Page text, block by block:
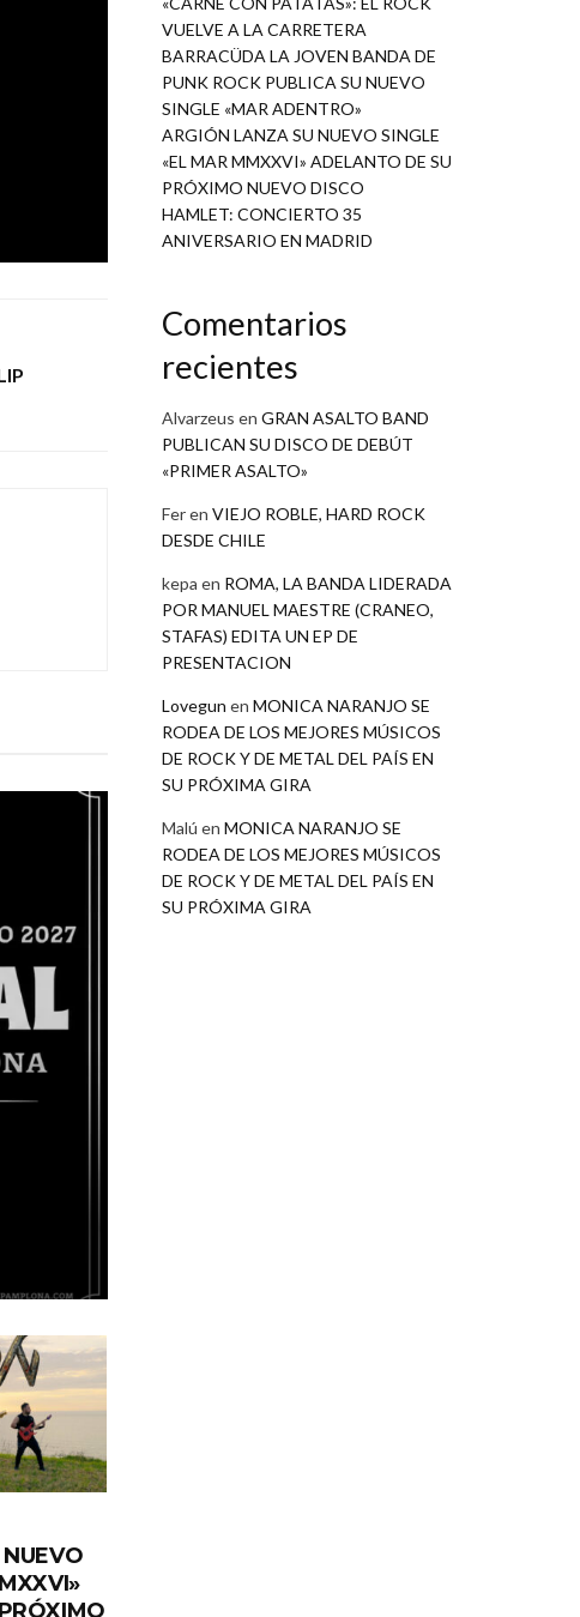
VUELVE A LA CARRETERA
BARRACÜDA LA JOVEN BANDA DE
PUNK ROCK PUBLICA SU NUEVO
SINGLE «MAR ADENTRO»
ARGIÓN LANZA SU NUEVO SINGLE
«EL MAR MMXXVI» ADELANTO DE SU
PRÓXIMO NUEVO DISCO
HAMLET: CONCIERTO 35
ANIVERSARIO EN MADRID
Comentarios
recientes
Alvarzeus en GRAN ASALTO BAND
PUBLICAN SU DISCO DE DEBÚT
«PRIMER ASALTO»
Feren VIEJO ROBLE, HARD ROCK
DESDE CHILE
kepa en ROMA, LA BANDA LIDERADA
POR MANUEL MAESTRE (CRANEO,
STAFAS) EDITA UN EP DE
PRESENTACION
Lovegun en MONICA NARANJO SE
RODEA DE LOS MEJORES MÚSICOS
DE ROCK Y DE METAL DEL PAÍS EN
SU PRÓXIMA GIRA
Malú en MONICA NARANJO SE
RODEA DE LOS MEJORES MÚSICOS
DE ROCK Y DE METAL DEL PAÍS EN
SU PRÓXIMA GIRA